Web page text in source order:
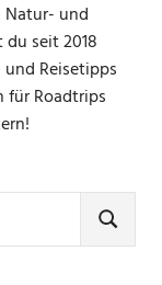
Natur- und
du seit 2018
Reisetipps
für Roadtrips
SUCHEN